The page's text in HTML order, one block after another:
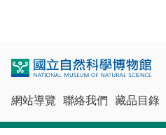
網站導覽 聯絡我們 藏品目錄